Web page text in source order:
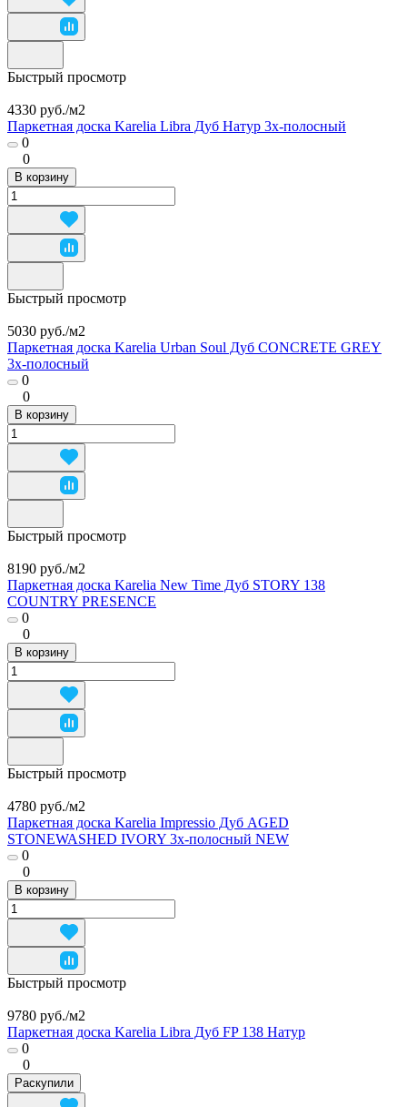
Быстрый просмотр
4330 руб./м2
Паркетная доска Karelia Libra Дуб Натур 3х-полосный
0
0
В корзину
Быстрый просмотр
5030 руб./м2
Паркетная доска Karelia Urban Soul Дуб CONCRETE GREY
3х-полосный
0
0
В корзину
Быстрый просмотр
8190 руб./м2
Паркетная доска Karelia New Time Дуб STORY 138
COUNTRY PRESENCE
0
0
В корзину
Быстрый просмотр
4780 руб./м2
Паркетная доска Karelia Impressio Дуб AGED
STONEWASHED IVORY 3х-полосный NEW
0
0
В корзину
Быстрый просмотр
9780 руб./м2
Паркетная доска Karelia Libra Дуб FP 138 Натур
0
0
Раскупили